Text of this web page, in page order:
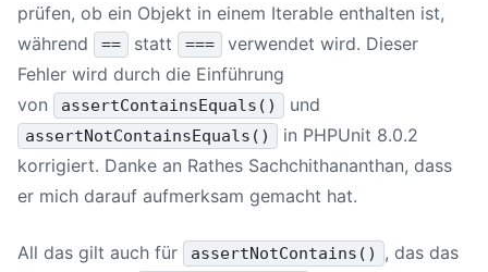
prüfen, ob ein Objekt in einem Iterable enthalten ist,
während
== statt ===
verwendet wird. Dieser
Fehler wird durch die Einführung
von
assertContainsEquals() und
assertNotContainsEquals() in PHPUnit 8.0.2
korrigiert. Danke an Rathes Sachchithananthan, dass
er mich darauf aufmerksam gemacht hat.
All das gilt auch für assertNotContains()
, das das